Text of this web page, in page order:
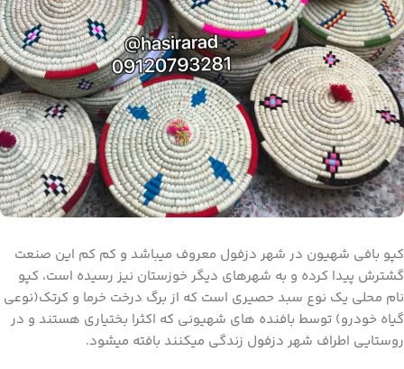
کپو بافی شهیون در شهر دزفول معروف میباشد و کم کم این صنعت
گشترش پیدا کرده و به شهرهای دیگر خوزستان نیز رسیده است، کپو
نام محلی یک نوع سبد حصیری است که از برگ درخت خرما و کرتک(نوعی
گیاه خودرو) توسط بافنده های شهیونی که اکثرا بختیاری هستند و در
روستایی اطراف شهر دزفول زندگی میکنند بافته میشود.